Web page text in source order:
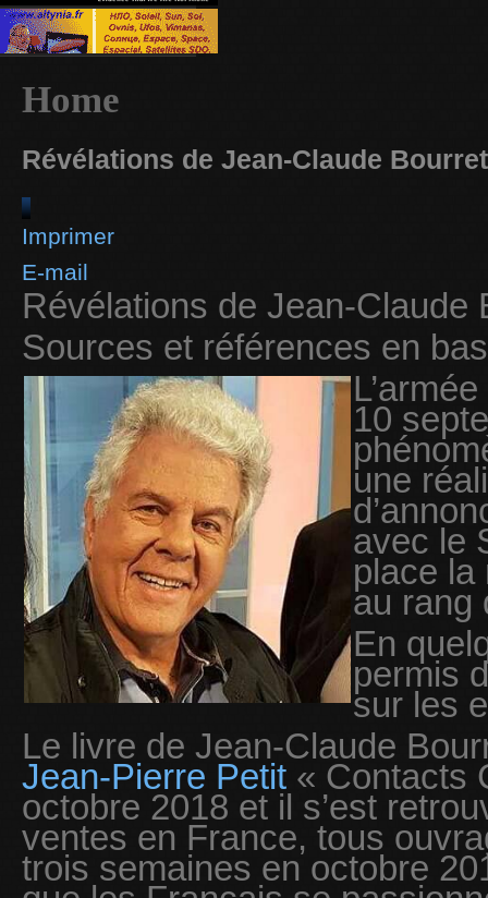
Home
Révélations de Jean-Claude Bourret
Imprimer
E-mail
Révélations de Jean-Claude
Sources et références en
10
une
avec le
place la
au rang
En
permis
sur les
Le livre de Jean-Claude
Jean-Pierre Petit « Contacts
octobre 2018 et il s’est
ventes en France, tous
trois semaines en octobre